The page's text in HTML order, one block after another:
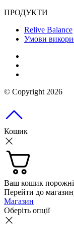
ПРОДУКТИ
Relive Balance
Умови
© Copyright 2026
Кошик
Ваш кошик
Перейти до
Магазин
Оберіть опції